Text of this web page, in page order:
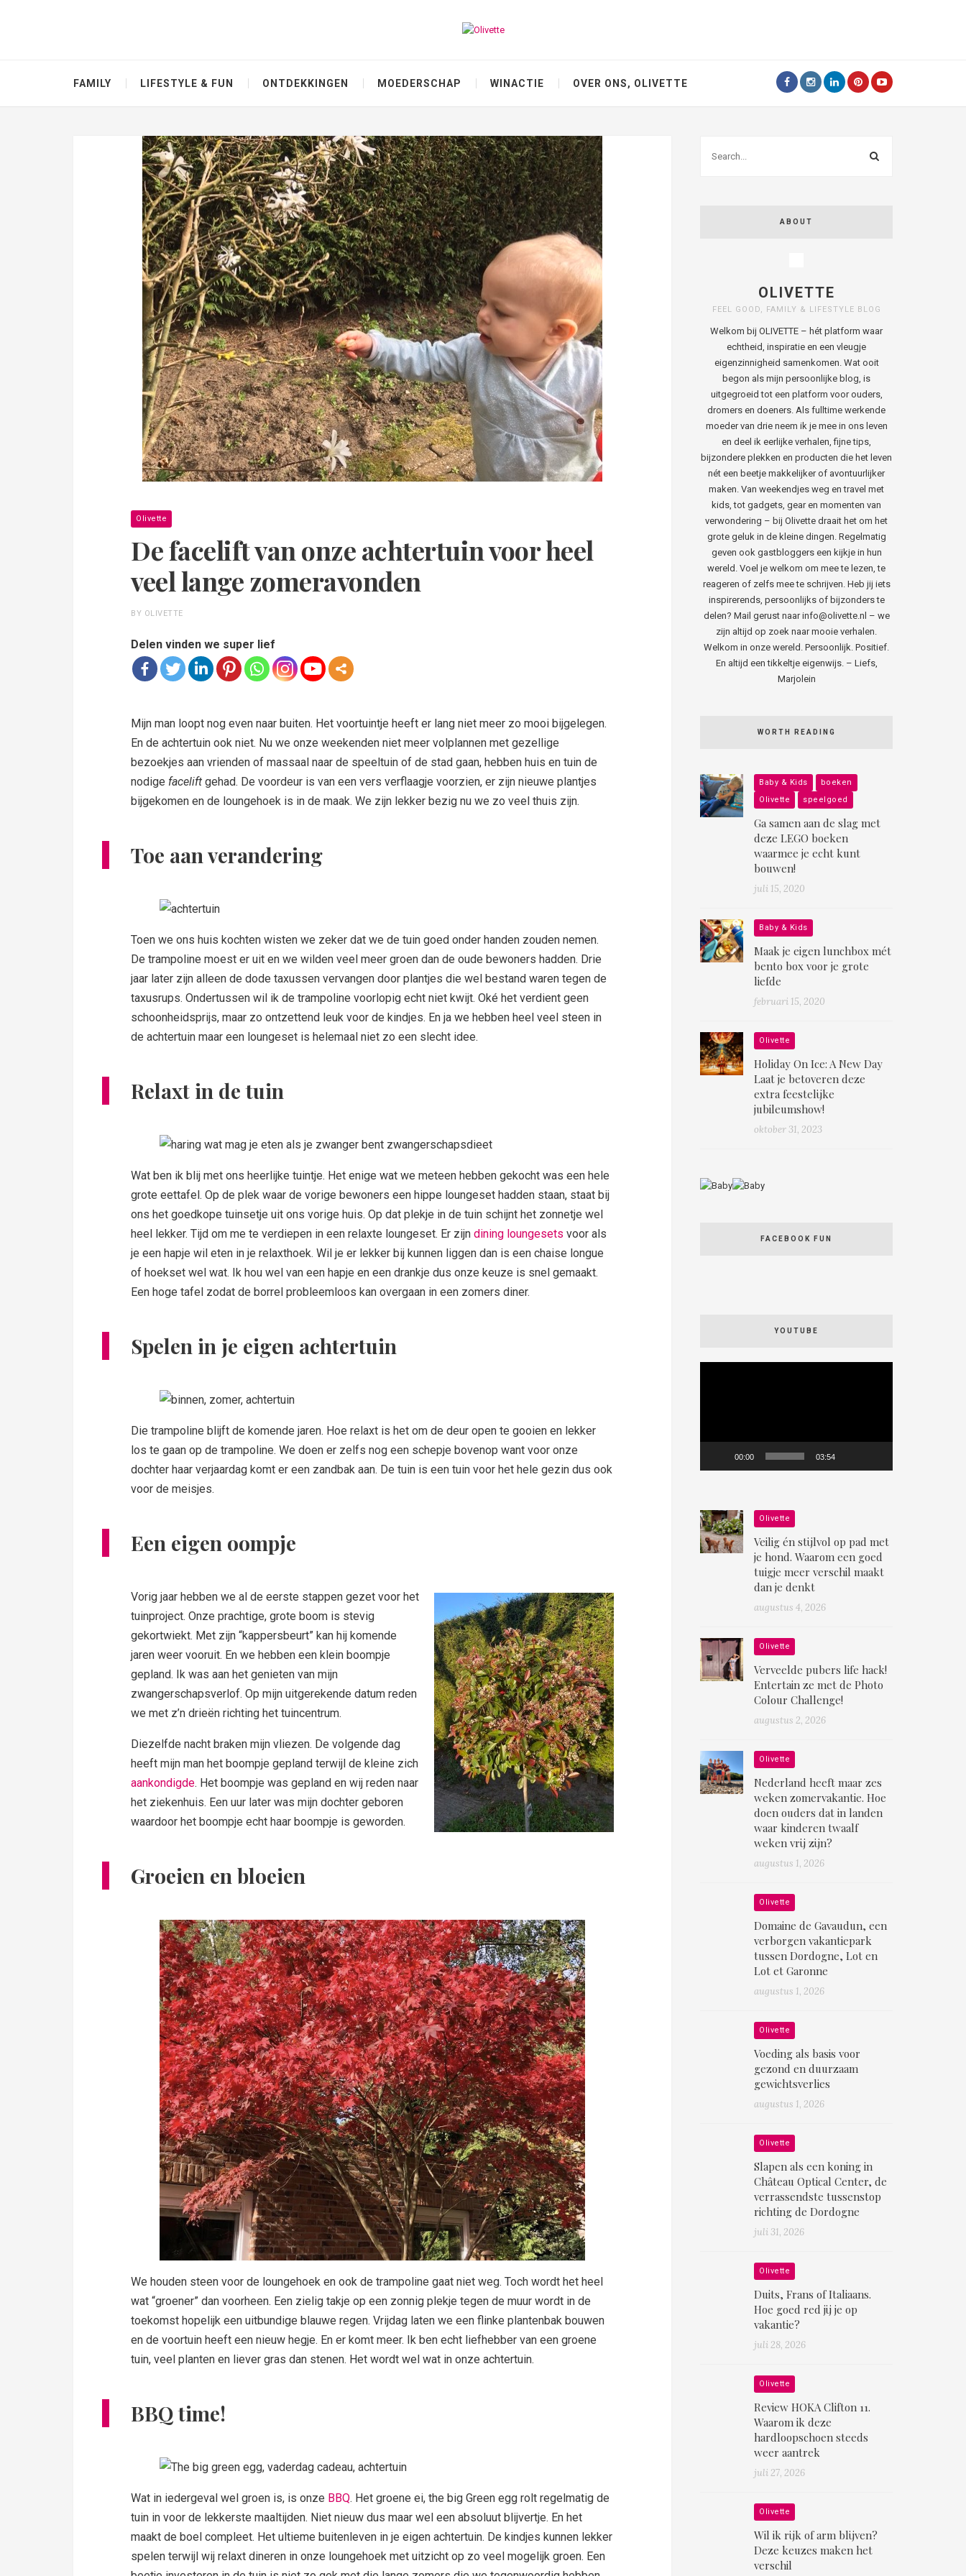
FAMILY LIFESTYLE & FUN ONTDEKKINGEN MOEDERSCHAP WINACTIE OVER ONS, OLIVETTE
Olivette
De facelift van onze achtertuin voor heel
veel lange zomeravonden
BY OLIVETTE
Delen vinden we super lief
Mijn man loopt nog even naar buiten. Het voortuintje heeft er lang niet meer zo mooi bijgelegen.
En de achtertuin ook niet. Nu we onze weekenden niet meer volplannen met gezellige
bezoekjes aan vrienden of massaal naar de speeltuin of de stad gaan, hebben huis en tuin de
nodige facelift gehad. De voordeur is van een vers verflaagje voorzien, er zijn nieuwe plantjes
bijgekomen en de loungehoek is in de maak. We zijn lekker bezig nu we zo veel thuis zijn.
Toe aan verandering
Toen we ons huis kochten wisten we zeker dat we de tuin goed onder handen zouden nemen.
De trampoline moest er uit en we wilden veel meer groen dan de oude bewoners hadden. Drie
jaar later zijn alleen de dode taxussen vervangen door plantjes die wel bestand waren tegen de
taxusrups. Ondertussen wil ik de trampoline voorlopig echt niet kwijt. Oké het verdient geen
schoonheidsprijs, maar zo ontzettend leuk voor de kindjes. En ja we hebben heel veel steen in
de achtertuin maar een loungeset is helemaal niet zo een slecht idee.
Relaxt in de tuin
Wat ben ik blij met ons heerlijke tuintje. Het enige wat we meteen hebben gekocht was een hele
grote eettafel. Op de plek waar de vorige bewoners een hippe loungeset hadden staan, staat bij
ons het goedkope tuinsetje uit ons vorige huis. Op dat plekje in de tuin schijnt het zonnetje wel
heel lekker. Tijd om me te verdiepen in een relaxte loungeset. Er zijn dining loungesets voor als
je een hapje wil eten in je relaxthoek. Wil je er lekker bij kunnen liggen dan is een chaise longue
of hoekset wel wat. Ik hou wel van een hapje en een drankje dus onze keuze is snel gemaakt.
Een hoge tafel zodat de borrel probleemloos kan overgaan in een zomers diner.
Spelen in je eigen achtertuin
Die trampoline blijft de komende jaren. Hoe relaxt is het om de deur open te gooien en lekker
los te gaan op de trampoline. We doen er zelfs nog een schepje bovenop want voor onze
dochter haar verjaardag komt er een zandbak aan. De tuin is een tuin voor het hele gezin dus ook
voor de meisjes.
Een eigen oompje
Vorig jaar hebben we al de eerste stappen gezet voor het
tuinproject. Onze prachtige, grote boom is stevig
gekortwiekt. Met zijn “kappersbeurt” kan hij komende
jaren weer vooruit. En we hebben een klein boompje
gepland. Ik was aan het genieten van mijn
zwangerschapsverlof. Op mijn uitgerekende datum reden
we met z’n drieën richting het tuincentrum.
Diezelfde nacht braken mijn vliezen. De volgende dag
heeft mijn man het boompje gepland terwijl de kleine zich
aankondigde. Het boompje was gepland en wij reden naar
het ziekenhuis. Een uur later was mijn dochter geboren
waardoor het boompje echt haar boompje is geworden.
Groeien en bloeien
We houden steen voor de loungehoek en ook de trampoline gaat niet weg. Toch wordt het heel
wat “groener” dan voorheen. Een zielig takje op een zonnig plekje tegen de muur wordt in de
toekomst hopelijk een uitbundige blauwe regen. Vrijdag laten we een flinke plantenbak bouwen
en de voortuin heeft een nieuw hegje. En er komt meer. Ik ben echt liefhebber van een groene
tuin, veel planten en liever gras dan stenen. Het wordt wel wat in onze achtertuin.
BBQ time!
Wat in iedergeval wel groen is, is onze BBQ. Het groene ei, the big Green egg rolt regelmatig de
tuin in voor de lekkerste maaltijden. Niet nieuw dus maar wel een absoluut blijvertje. En het
maakt de boel compleet. Het ultieme buitenleven in je eigen achtertuin. De kindjes kunnen lekker
spelen terwijl wij relaxt dineren in onze loungehoek met uitzicht op zo veel mogelijk groen. Een
ABOUT
OLIVETTE
FEEL GOOD, FAMILY & LIFESTYLE BLOG
Welkom bij OLIVETTE – hét platform waar
echtheid, inspiratie en een vleugje
eigenzinnigheid samenkomen. Wat ooit
begon als mijn persoonlijke blog, is
uitgegroeid tot een platform voor ouders,
dromers en doeners. Als fulltime werkende
moeder van drie neem ik je mee in ons leven
en deel ik eerlijke verhalen, fijne tips,
bijzondere plekken en producten die het leven
nét een beetje makkelijker of avontuurlijker
maken. Van weekendjes weg en travel met
kids, tot gadgets, gear en momenten van
verwondering – bij Olivette draait het om het
grote geluk in de kleine dingen. Regelmatig
geven ook gastbloggers een kijkje in hun
wereld. Voel je welkom om mee te lezen, te
reageren of zelfs mee te schrijven. Heb jij iets
inspirerends, persoonlijks of bijzonders te
delen? Mail gerust naar info@olivette.nl – we
zijn altijd op zoek naar mooie verhalen.
Welkom in onze wereld. Persoonlijk. Positief.
En altijd een tikkeltje eigenwijs. – Liefs,
Marjolein
WORTH READING
Baby & Kids
boeken
Olivette
speelgoed
Ga samen aan de slag met
deze LEGO boeken
waarmee je echt kunt
bouwen!
juli 15, 2020
Baby & Kids
Maak je eigen lunchbox mét
bento box voor je grote
liefde
februari 15, 2020
Olivette
Holiday On Ice: A New Day
Laat je betoveren deze
extra feestelijke
jubileumshow!
oktober 31, 2023
FACEBOOK FUN
YOUTUBE
00:00 03:54
Olivette
Veilig én stijlvol op pad met
je hond. Waarom een goed
tuigje meer verschil maakt
dan je denkt
augustus 4, 2026
Olivette
Verveelde pubers life hack!
Entertain ze met de Photo
Colour Challenge!
augustus 2, 2026
Olivette
Nederland heeft maar zes
weken zomervakantie. Hoe
doen ouders dat in landen
waar kinderen twaalf
weken vrij zijn?
augustus 1, 2026
Olivette
Domaine de Gavaudun, een
verborgen vakantiepark
tussen Dordogne, Lot en
Lot et Garonne
augustus 1, 2026
Olivette
Voeding als basis voor
gezond en duurzaam
gewichtsverlies
augustus 1, 2026
Olivette
Slapen als een koning in
Château Optical Center, de
verrassendste tussenstop
richting de Dordogne
juli 31, 2026
Olivette
Duits, Frans of Italiaans.
Hoe goed red jij je op
vakantie?
juli 28, 2026
Olivette
Review HOKA Clifton 11.
Waarom ik deze
hardloopschoen steeds
weer aantrek
juli 27, 2026
Olivette
Wil ik rijk of arm blijven?
Deze keuzes maken het
verschil